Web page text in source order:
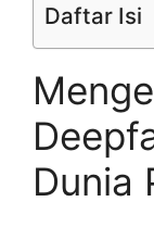
Daftar Isi
Dunia